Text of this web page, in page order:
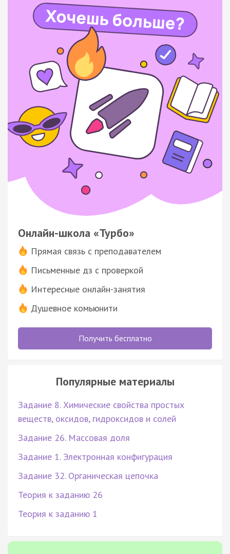
Онлайн-школа «Турбо»
Прямая связь с преподавателем
Письменные дз с проверкой
Интересные онлайн-занятия
Душевное комьюнити
Получить бесплатно
Популярные материалы
Задание 8. Химические свойства простых
веществ, оксидов, гидроксидов и солей
Задание 26. Массовая доля
Задание 1. Электронная конфигурация
Задание 32. Органическая цепочка
Теория к заданию 26
Теория к заданию 1